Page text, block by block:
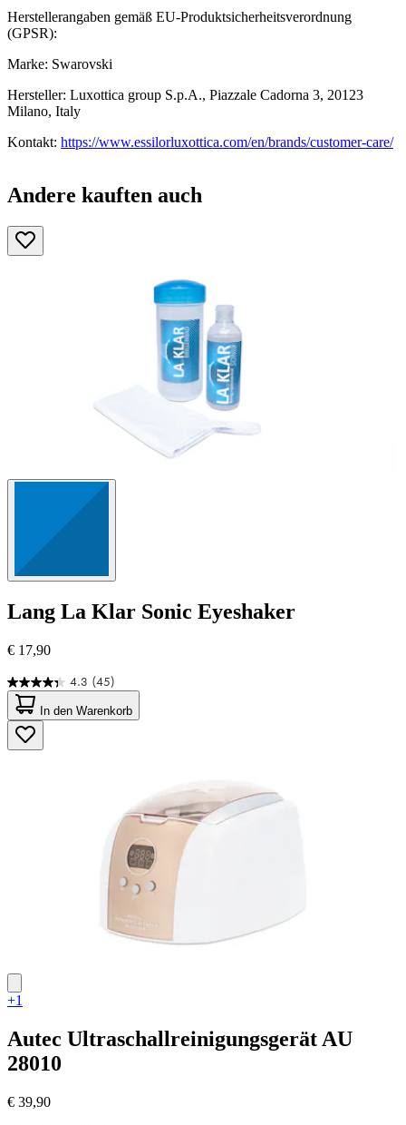
Herstellerangaben gemäß EU-Produktsicherheitsverordnung
(GPSR):
Marke: Swarovski
Hersteller: Luxottica group S.p.A., Piazzale Cadorna 3, 20123
Milano, Italy
Kontakt: https://www.essilorluxottica.com/en/brands/customer-care/
Andere kauften auch
Lang La Klar Sonic Eyeshaker
€ 17,90
4.3 (45)
4.3
von
5
Sternen.
45
In den Warenkorb
+1
Autec Ultraschallreinigungsgerät AU
28010
€ 39,90